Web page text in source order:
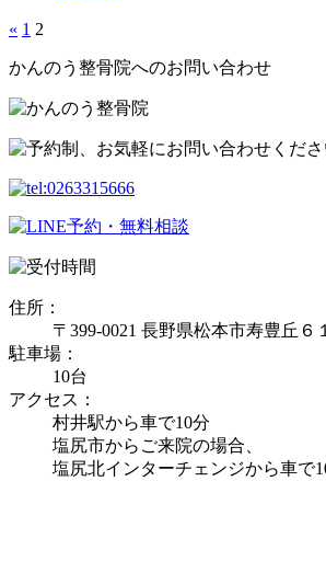
« 1 2
かんのう整骨院へのお問い合わせ
住所：
〒399-0021 長野県松本市寿豊丘６
駐車場：
10台
アクセス：
村井駅から車で10分
塩尻市からご来院の場合、
塩尻北インターチェンジから車で